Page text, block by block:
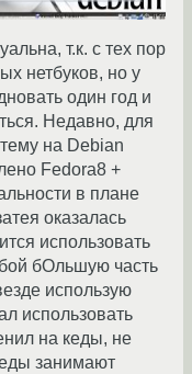
т.к. с тех пор
нетбуков, но у
один год и
Недавно, для
на Debian
Fedora8 +
в плане
оказалась
использовать
бОльшую часть
использую
использовать
на кеды, не
занимают